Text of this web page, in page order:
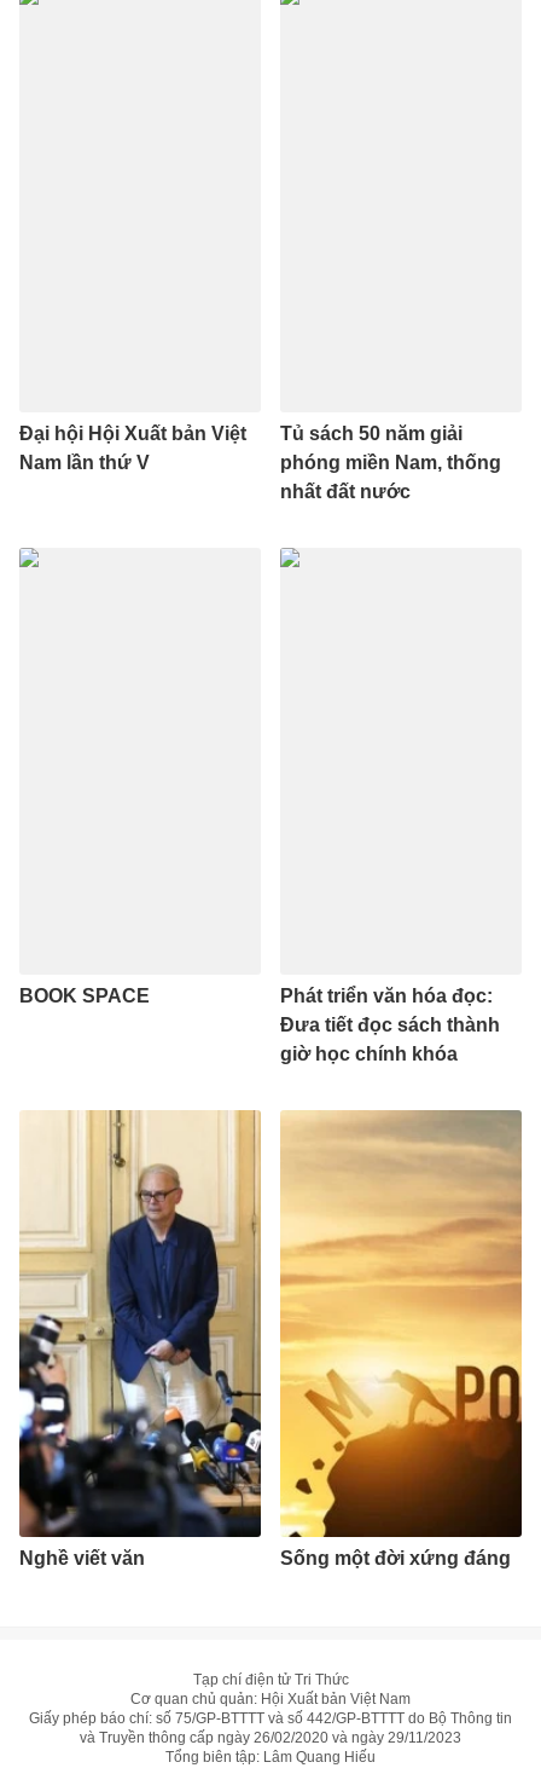
Đại hội Hội Xuất bản Việt
Nam lần thứ V
Tủ sách 50 năm giải
phóng miền Nam, thống
nhất đất nước
BOOK SPACE
Phát triển văn hóa đọc:
Đưa tiết đọc sách thành
giờ học chính khóa
Nghề viết văn Sống một đời xứng đáng
Tạp chí điện tử Tri Thức
Cơ quan chủ quản: Hội Xuất bản Việt Nam
Giấy phép báo chí: số 75/GP-BTTTT và số 442/GP-BTTTT do Bộ Thông tin
và Truyền thông cấp ngày 26/02/2020 và ngày 29/11/2023
Tổng biên tập: Lâm Quang Hiếu